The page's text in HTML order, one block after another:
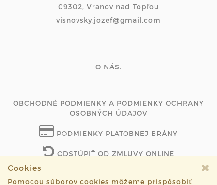
09302, Vranov nad Topľou
visnovsky.jozef@gmail.com
O NÁS.
OBCHODNÉ PODMIENKY A PODMIENKY OCHRANY
OSOBNÝCH ÚDAJOV
PODMIENKY PLATOBNEJ BRÁNY
ODSTÚPIŤ OD ZMLUVY ONLINE
Cookies
Pomocou súborov cookies môžeme prispôsobiť